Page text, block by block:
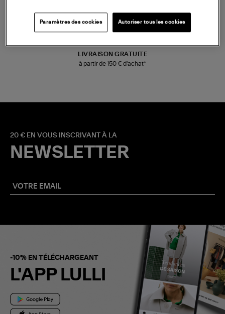
LIVRAISON GRATUITE
à partir de 150 € d'achat*
20 € EN VOUS INSCRIVANT À LA
NEWSLETTER
-10% EN TÉLÉCHARGEANT
L'APP LULLI
Paramètres des cookies Autoriser tous les cookies